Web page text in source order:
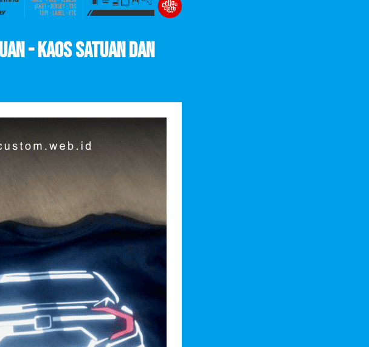
- Kaos Satuan dan